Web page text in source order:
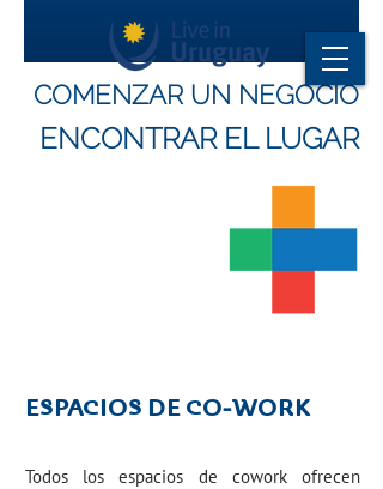
COMENZAR UN NEGOCIO
ENCONTRAR EL LUGAR
ESPACIOS DE CO-WORK
Todos los espacios de cowork ofrecen